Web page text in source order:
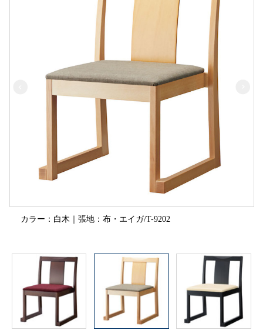
カラー：白木｜張地：布・エイガ/T-9202